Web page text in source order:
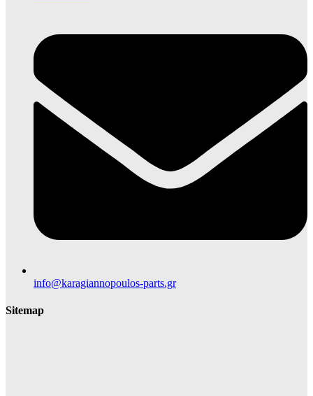
info@karagiannopoulos-parts.gr
Sitemap